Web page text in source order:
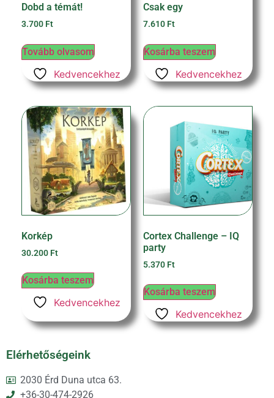
Dobd a témát!
3.700 Ft
Tovább olvasom
Kedvencekhez
Csak egy
7.610 Ft
Kosárba teszem
Kedvencekhez
Korkép
30.200 Ft
Kosárba teszem
Kedvencekhez
Cortex Challenge – IQ
party
5.370 Ft
Kosárba teszem
Kedvencekhez
Elérhetőségeink
2030 Érd Duna utca 63.
+36-30-474-2926